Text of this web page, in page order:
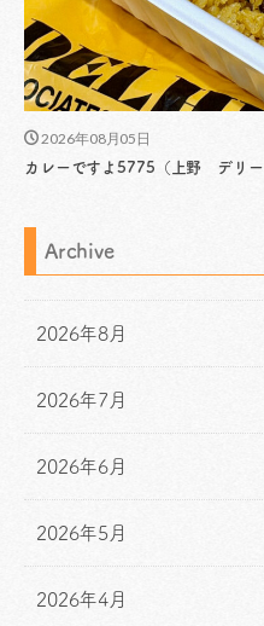
2026年08月05日
カレーですよ5775（上野 デリー
Archive
2026年8月
2026年7月
2026年6月
2026年5月
2026年4月